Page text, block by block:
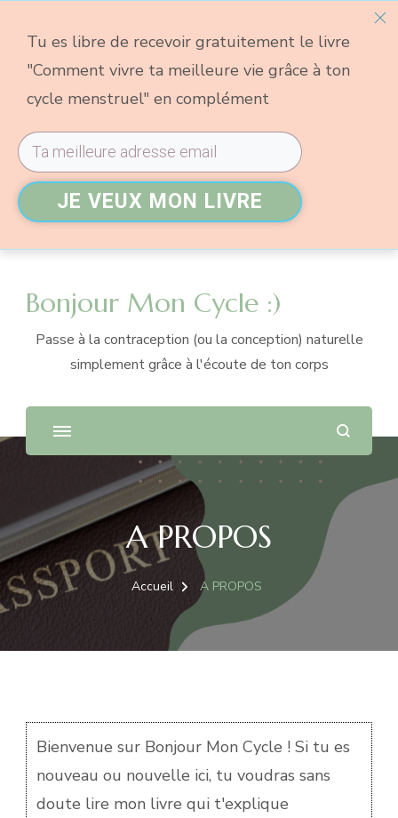
Bonjour Mon Cycle :)
Passe à la contraception (ou la conception) naturelle
simplement grâce à l'écoute de ton corps
A PROPOS
Accueil A PROPOS
Bienvenue sur Bonjour Mon Cycle ! Si tu es
nouveau ou nouvelle ici, tu voudras sans
doute lire mon livre qui t'explique
Tu es libre de recevoir gratuitement le livre
"Comment vivre ta meilleure vie grâce à ton
cycle menstruel" en complément
JE VEUX MON LIVRE